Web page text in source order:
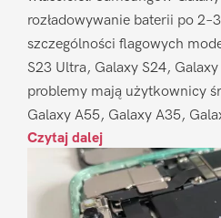
rozładowywanie baterii po
szczególności flagowych
S23 Ultra, Galaxy S24,
problemy mają użytkownicy
Galaxy A55, Galaxy A35,
Czytaj dalej